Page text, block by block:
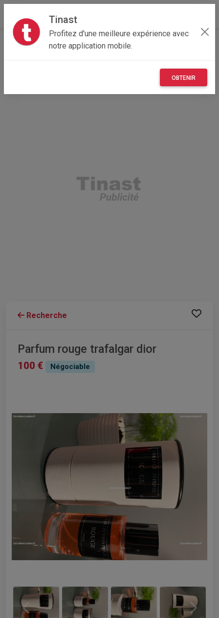
Tinast
Profitez d'une meilleure expérience avec
notre application mobile.
OBTENIR
Accueil
Vêtements et objets personnels
Parfum Rouge Trafalgar Dior
Recherche
Parfum rouge trafalgar dior
100 € Négociable